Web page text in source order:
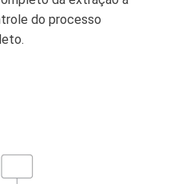
do processo